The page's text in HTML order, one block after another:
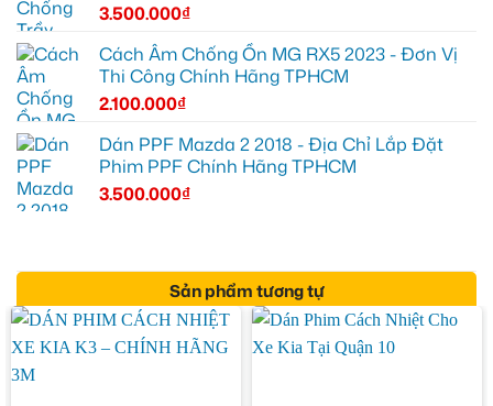
3.500.000₫
Cách Âm Chống Ồn MG RX5 2023 - Đơn Vị
Thi Công Chính Hãng TPHCM
2.100.000₫
Dán PPF Mazda 2 2018 - Địa Chỉ Lắp Đặt
Phim PPF Chính Hãng TPHCM
3.500.000₫
Sản phẩm tương tự